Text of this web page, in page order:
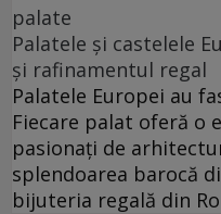
palate
Palatele și castelele
și rafinamentul regal
Palatele Europei au
Fiecare palat oferă o
pasionați de
splendoarea barocă
bijuteria regală din